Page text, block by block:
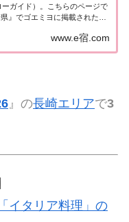
ーガイド）。こちらのページで
』でゴエミヨに掲載されたレ
エリア「長崎県」で「ゴ・エ・
たお店は4軒。...
www.e宿.com
』の長崎エリアで3
イタリア料理」の